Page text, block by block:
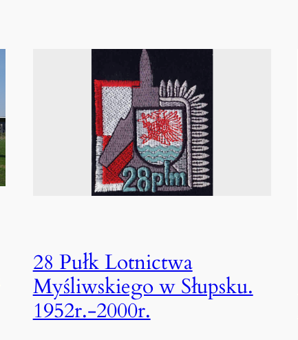
28 Pułk Lotnictwa
Myśliwskiego w Słupsku.
1952r.-2000r.